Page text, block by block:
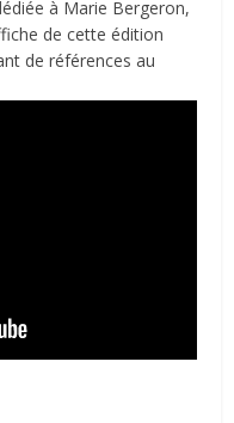
à Marie Bergeron,
de cette édition
de références au